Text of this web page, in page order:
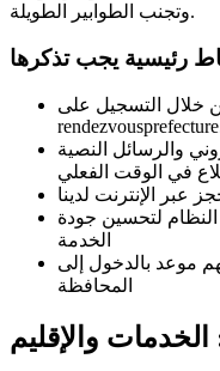
وتجنب الطوابير الطويلة.
رئيسية يجب تذكرها
خلال التسجيل على
والرسائل النصية
في الوقت الفعلي
عبر الإنترنت لدينا
لتحسين جودة
الخدمة
موعد بالدخول إلى
المحافظة
والإقليم